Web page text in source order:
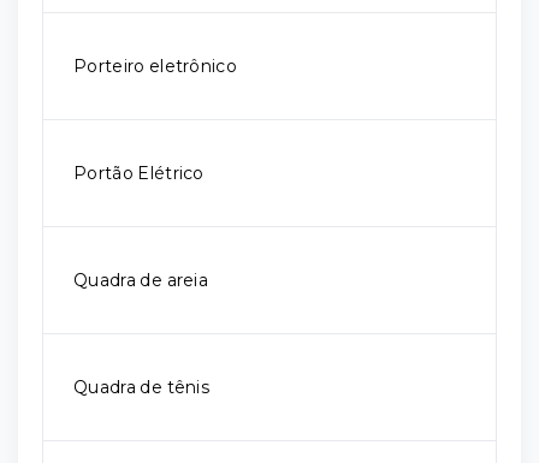
Porteiro eletrônico
Portão Elétrico
Quadra de areia
Quadra de tênis